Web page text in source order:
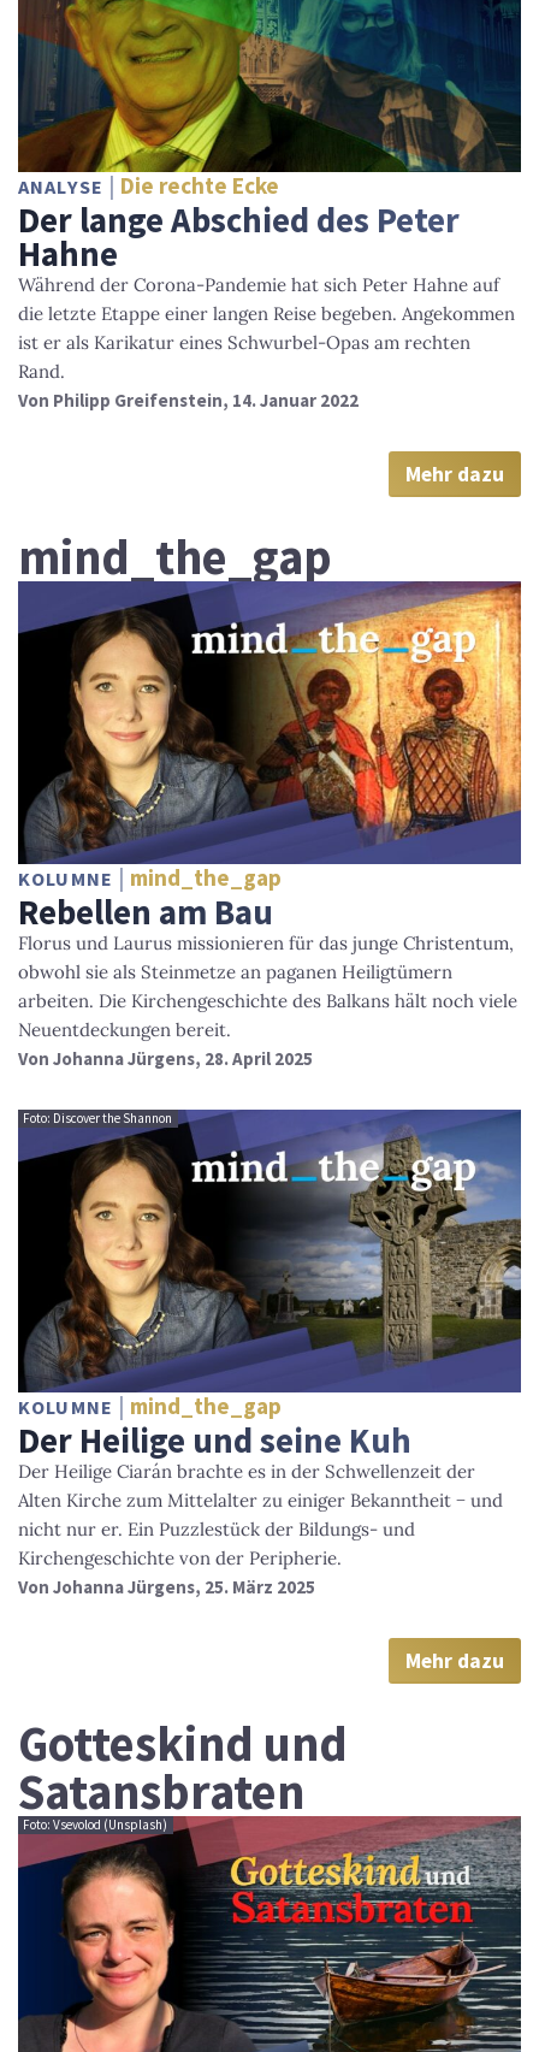
ANALYSE Die rechte Ecke
Der lange Abschied des Peter
Hahne
Während der Corona-Pandemie hat sich Peter Hahne auf
die letzte Etappe einer langen Reise begeben. Angekommen
ist er als Karikatur eines Schwurbel-Opas am rechten
Rand.
Von Philipp Greifenstein, 14. Januar 2022
Mehr dazu
mind_the_gap
KOLUMNE mind_the_gap
Rebellen am Bau
Florus und Laurus missionieren für das junge Christentum,
obwohl sie als Steinmetze an paganen Heiligtümern
arbeiten. Die Kirchengeschichte des Balkans hält noch viele
Neuentdeckungen bereit.
Von Johanna Jürgens, 28. April 2025
Foto: Discover the Shannon
KOLUMNE mind_the_gap
Der Heilige und seine Kuh
Der Heilige Ciarán brachte es in der Schwellenzeit der
Alten Kirche zum Mittelalter zu einiger Bekanntheit − und
nicht nur er. Ein Puzzlestück der Bildungs- und
Kirchengeschichte von der Peripherie.
Von Johanna Jürgens, 25. März 2025
Mehr dazu
Gotteskind und
Satansbraten
Foto: Vsevolod (Unsplash)